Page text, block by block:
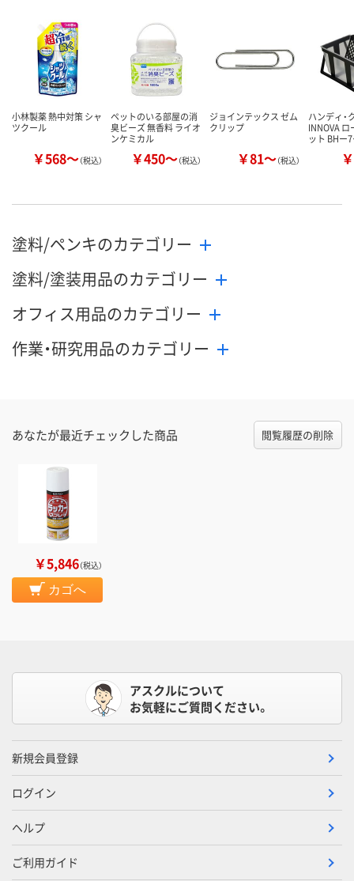
カゴへ カ
小林製薬 熱中対策 シャ
ツクール
￥568～（税込）
ペットのいる部屋の消
臭ビーズ 無香料 ライオ
ンケミカル
￥450～（税込）
ジョインテックス ゼム
クリップ
￥81～（税込）
ハンディ・
INNOVA
ット BHー
塗料/ペンキのカテゴリー
塗料/塗装用品のカテゴリー
オフィス用品のカテゴリー
作業・研究用品のカテゴリー
あなたが最近チェックした商品 閲覧履歴の削除
￥5,846（税込）
カゴへ
アスクルについて
お気軽にご質問ください。
新規会員登録
ログイン
ヘルプ
ご利用ガイド